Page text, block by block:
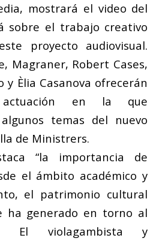
mostrará el video del
sobre el trabajo creativo
proyecto audiovisual.
Magraner, Robert Cases,
y Èlia Casanova ofrecerán
en la que
temas del nuevo
de Ministrers.
“la importancia de
el ámbito académico y
el patrimonio cultural
ha generado en torno al
El violagambista y